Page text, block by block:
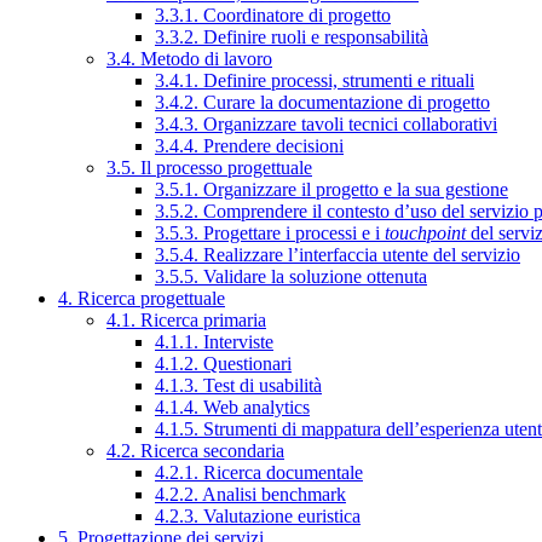
3.3.1. Coordinatore di progetto
3.3.2. Definire ruoli e responsabilità
3.4. Metodo di lavoro
3.4.1. Definire processi, strumenti e rituali
3.4.2. Curare la documentazione di progetto
3.4.3. Organizzare tavoli tecnici collaborativi
3.4.4. Prendere decisioni
3.5. Il processo progettuale
3.5.1. Organizzare il progetto e la sua gestione
3.5.2. Comprendere il contesto d’uso del servizio
3.5.3. Progettare i processi e i touchpointdel
3.5.4. Realizzare l’interfaccia utente del servizio
3.5.5. Validare la soluzione ottenuta
4. Ricerca progettuale
4.1. Ricerca primaria
4.1.1. Interviste
4.1.2. Questionari
4.1.3. Test di usabilità
4.1.4. Web analytics
4.1.5. Strumenti di mappatura dell’esperienza
4.2. Ricerca secondaria
4.2.1. Ricerca documentale
4.2.2. Analisi benchmark
4.2.3. Valutazione euristica
5. Progettazione dei servizi